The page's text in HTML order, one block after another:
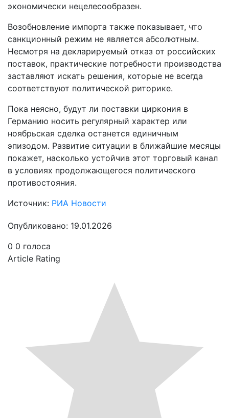
экономически нецелесообразен.
Возобновление импорта также показывает, что
санкционный режим не является абсолютным.
Несмотря на декларируемый отказ от российских
поставок, практические потребности производства
заставляют искать решения, которые не всегда
соответствуют политической риторике.
Пока неясно, будут ли поставки циркония в
Германию носить регулярный характер или
ноябрьская сделка останется единичным
эпизодом. Развитие ситуации в ближайшие месяцы
покажет, насколько устойчив этот торговый канал
в условиях продолжающегося политического
противостояния.
Источник: РИА Новости
Опубликовано: 19.01.2026
0 0 голоса
Article Rating